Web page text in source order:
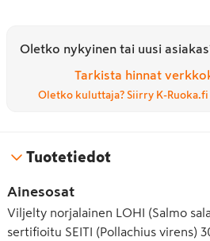
Oletko nykyinen tai uusi
Tarkista hinnat
Oletko kuluttaja? Siirry K-
Tuotetiedot
Ainesosat
Viljelty norjalainen LOHI (Salmo
sertifioitu SEITI (Pollachius virens)